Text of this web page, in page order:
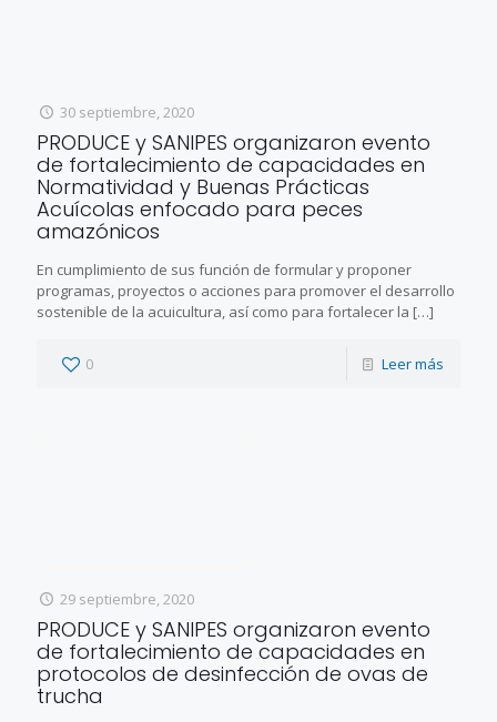
30 septiembre, 2020
PRODUCE y SANIPES organizaron evento
de fortalecimiento de capacidades en
Normatividad y Buenas Prácticas
Acuícolas enfocado para peces
amazónicos
En cumplimiento de sus función de formular y proponer
programas, proyectos o acciones para promover el desarrollo
sostenible de la acuicultura, así como para fortalecer la […]
0 Leer más
29 septiembre, 2020
PRODUCE y SANIPES organizaron evento
de fortalecimiento de capacidades en
protocolos de desinfección de ovas de
trucha